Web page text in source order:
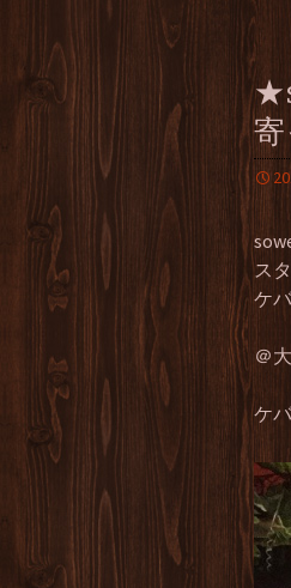
寄
ス
ケ
＠
ケ